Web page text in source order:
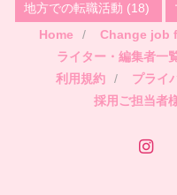
地方での転職活動 (18)
Home
Change job
ライター・編集者一
利用規約
プライ
採用ご担当者